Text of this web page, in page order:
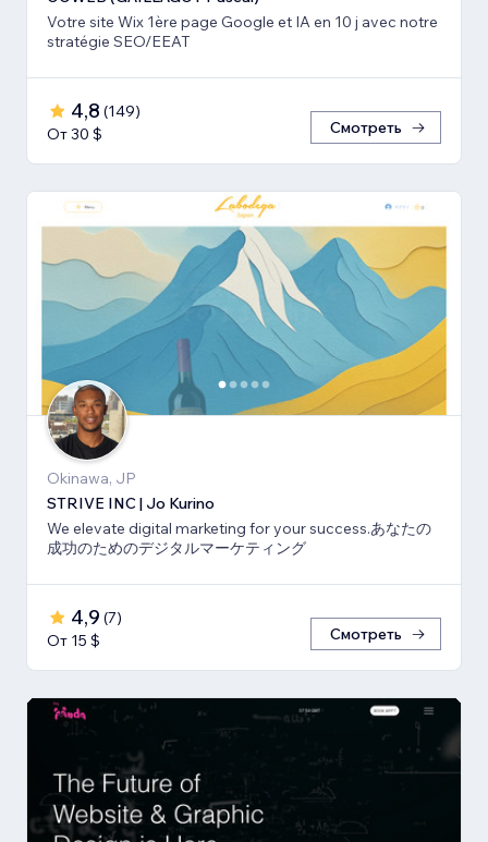
Votre site Wix 1ère page Google et IA en 10 j avec notre
stratégie SEO/EEAT
4,8 (149)
От 30 $
Смотреть
Okinawa, JP
STRIVE INC | Jo Kurino
We elevate digital marketing for your success.あなたの
成功のためのデジタルマーケティング
4,9 (7)
От 15 $
Смотреть